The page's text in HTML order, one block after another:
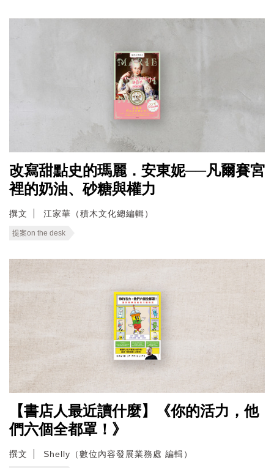
改寫甜點史的瑪麗．安東妮──凡爾賽宮
裡的奶油、砂糖與權力
撰文 江家華（積木文化總編輯）
提案on the desk
【書店人最近讀什麼】《你的活力，他
們六個全都罩！》
撰文 Shelly（數位內容發展業務處 編輯）